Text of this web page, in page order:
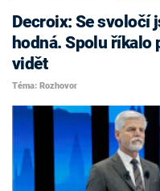
Decroix: Se svoločí
hodná. Spolu říkalo
vidět
Téma: Rozhovor